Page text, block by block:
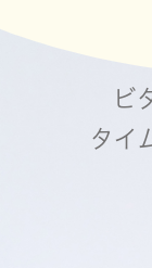
ビ
タイ